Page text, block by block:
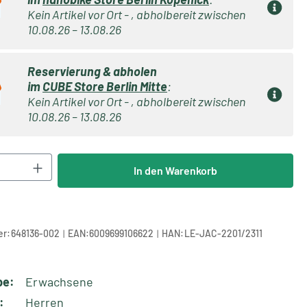
Kein Artikel vor Ort - , abholbereit zwischen
10.08.26 – 13.08.26
Reservierung & abholen
imCUBE Store Berlin Mitte:
Kein Artikel vor Ort - , abholbereit zwischen
10.08.26 – 13.08.26
Gib den gewünschten Wert ein
In den Warenkorb
648136-002 | EAN:6009699106622 | HAN: LE-JAC-2201/2311
Erwachsene
Herren